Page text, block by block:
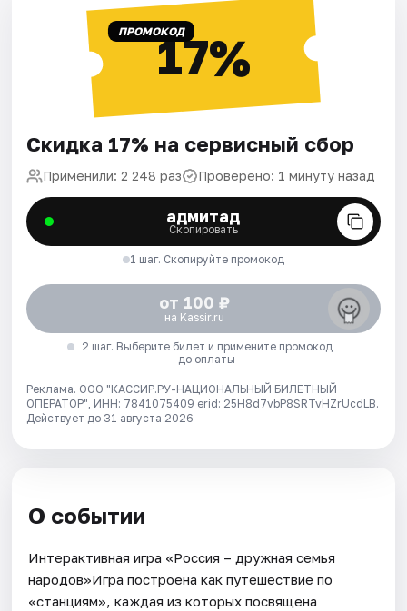
ПРОМОКОД17%
Скидка 17% на сервисный сбор
Применили: 2 248 раз Проверено: 1 минуту назад
адмитад
Скопировать
1 шаг. Скопируйте промокод
от 100 ₽
на Kassir.ru
2 шаг. Выберите билет и примените промокод
до оплаты
Реклама. ООО "КАССИР.РУ-НАЦИОНАЛЬНЫЙ БИЛЕТНЫЙ
ОПЕРАТОР", ИНН: 7841075409 erid: 25H8d7vbP8SRTvHZrUcdLB.
Действует до 31 августа 2026
О событии
Интерактивная игра «Россия – дружная семья
народов»Игра построена как путешествие по
«станциям», каждая из которых посвящена